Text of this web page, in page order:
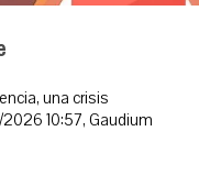
una crisis
10:57, Gaudium